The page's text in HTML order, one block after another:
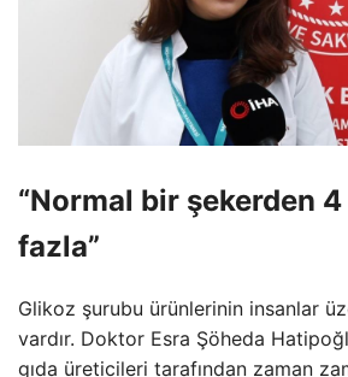
“Normal bir şekerden
fazla”
Glikoz şurubu ürünlerinin insanlar
vardır. Doktor Esra Şöheda
gıda üreticileri tarafından zaman